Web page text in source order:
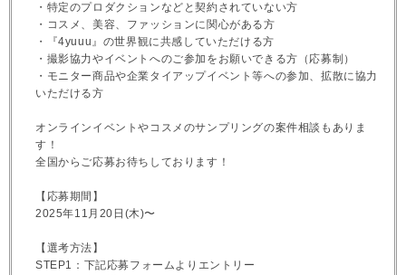
・特定のプロダクションなどと契約されていない方
・コスメ、美容、ファッションに関心がある方
・『4yuuu』の世界観に共感していただける方
・撮影協力やイベントへのご参加をお願いできる方（応募制）
・モニター商品や企業タイアップイベント等への参加、拡散に協力
いただける方
オンラインイベントやコスメのサンプリングの案件相談もありま
す！
全国からご応募お待ちしております！
【応募期間】
2025年11月20日(木)〜
【選考方法】
STEP1：下記応募フォームよりエントリー